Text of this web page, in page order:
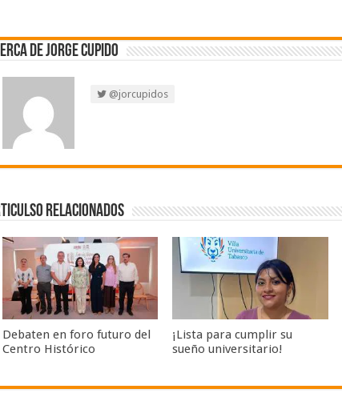
de Jorge Cupido
@jorcupidos
Relacionados
Debaten en foro futuro del
Centro Histórico
¡Lista para cumplir su
sueño universitario!